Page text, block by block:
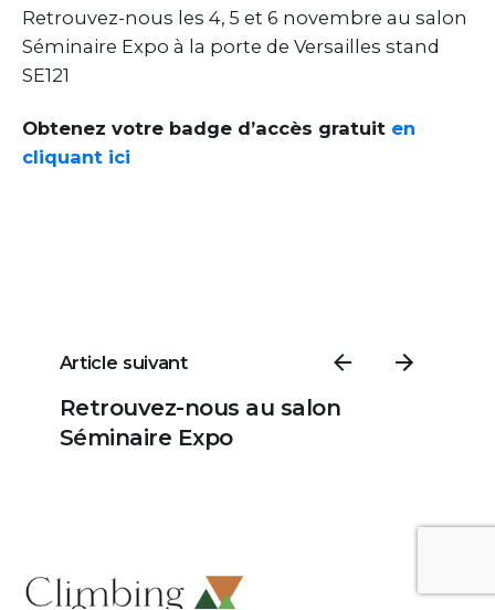
Retrouvez-nous les 4, 5 et 6 novembre au salon
Séminaire Expo à la porte de Versailles stand
SE121
Obtenez votre badge d’accès gratuit en
cliquant ici
Article suivant
Retrouvez-nous au salon
Séminaire Expo